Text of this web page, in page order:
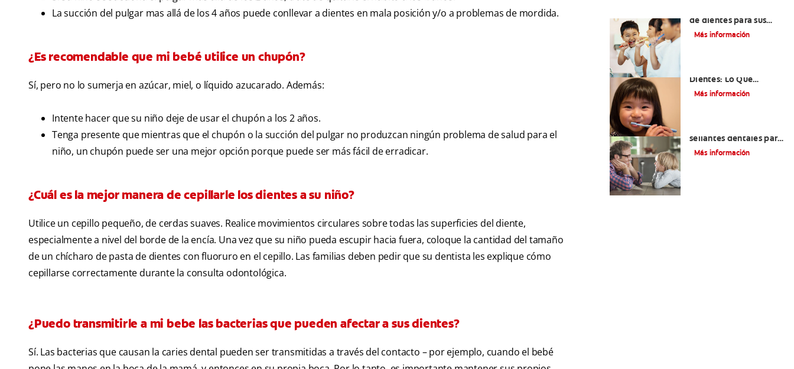
La succión del pulgar mas allá de los 4 años puede conllevar a dientes en mala posición y/o a problemas de mordida.
¿Es recomendable que mi bebé utilice un chupón?
Sí, pero no lo sumerja en azúcar, miel, o líquido azucarado. Además:
Intente hacer que su niño deje de usar el chupón a los 2 años.
Tenga presente que mientras que el chupón o la succión del pulgar no produzcan ningún problema de salud para el
niño, un chupón puede ser una mejor opción porque puede ser más fácil de erradicar.
¿Cuál es la mejor manera de cepillarle los dientes a su niño?
Utilice un cepillo pequeño, de cerdas suaves. Realice movimientos circulares sobre todas las superficies del diente,
especialmente a nivel del borde de la encía. Una vez que su niño pueda escupir hacia fuera, coloque la cantidad del tamaño
de un chícharo de pasta de dientes con fluoruro en el cepillo. Las familias deben pedir que su dentista les explique cómo
cepillarse correctamente durante la consulta odontológica.
¿Puedo transmitirle a mi bebe las bacterias que pueden afectar a sus dientes?
Sí. Las bacterias que causan la caries dental pueden ser transmitidas a través del contacto – por ejemplo, cuando el bebé
de dientes para sus
hijos
Más información
Dientes: Lo Que
Necesita Saber
Más información
sellantes dentales para
niños
Más información